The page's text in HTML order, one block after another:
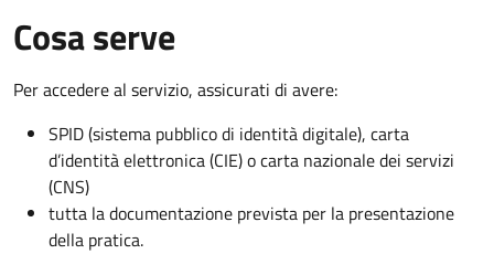
Cosa serve
Per accedere al servizio, assicurati di avere:
SPID (sistema pubblico di identità digitale), carta
d’identità elettronica (CIE) o carta nazionale dei servizi
(CNS)
tutta la documentazione prevista per la presentazione
della pratica.